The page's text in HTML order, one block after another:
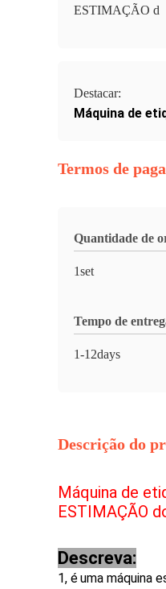
ESTIMAÇÃO d
Destacar:
Máquina de
Termos de
Quantidade de
1set
Tempo de
1-12days
Descrição do
Máquina de
ESTIMAÇÃO
Descreva:
1, éuma máquina